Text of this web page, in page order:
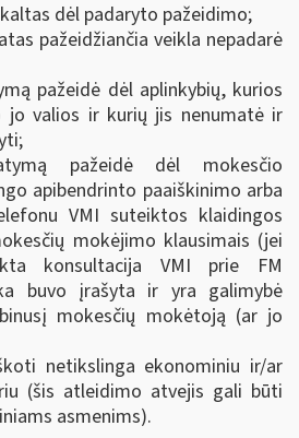
dėl padaryto pažeidimo;
pažeidžiančia veikla nepadarė
pažeidė dėl aplinkybių, kurios
jo valios ir kurių jis nenumatė ir
pažeidė dėl mokesčio
apibendrinto paaiškinimo arba
VMI suteiktos klaidingos
mokėjimo klausimais (jei
konsultacija VMI prie FM
buvo įrašyta ir yra galimybė
mokesčių mokėtoją (ar jo
netikslinga ekonominiu ir/ar
(šis atleidimo atvejis gali būti
asmenims).